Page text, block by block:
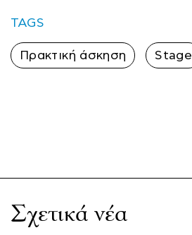
TAGS
Πρακτική άσκηση Stage
Σχετικά νέα